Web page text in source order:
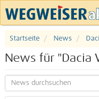
Startseite News
News für "Dacia